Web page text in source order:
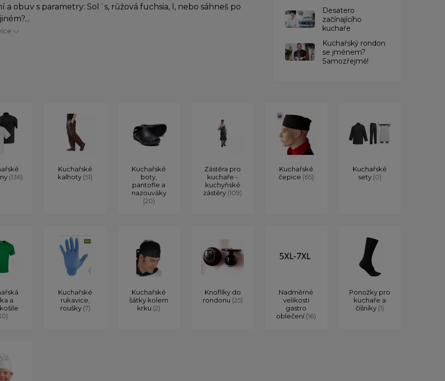
a obuv s parametry: Sol´s, růžová fuchsia, l, nebo sáhneš po
Desatero
začínajícího
kuchaře
Kuchařský rondon
se jménem?
Samozřejmě!
(136)
Kuchařské
kalhoty (51)
Kuchařské
boty,
pantofle a
nazouváky
(20)
Zástěra pro
kuchaře -
kuchyňské
zástěry (109)
Kuchařské
čepice (65)
Kuchařské
sety (0)
a
Kuchařské
rukavice,
roušky (7)
Kuchařské
šátky kolem
krku (2)
Knoflíky do
rondonu (25)
Nadměrné
velikosti
gastro
oblečení(16)
Ponožky pro
kuchaře a
číšníky (1)